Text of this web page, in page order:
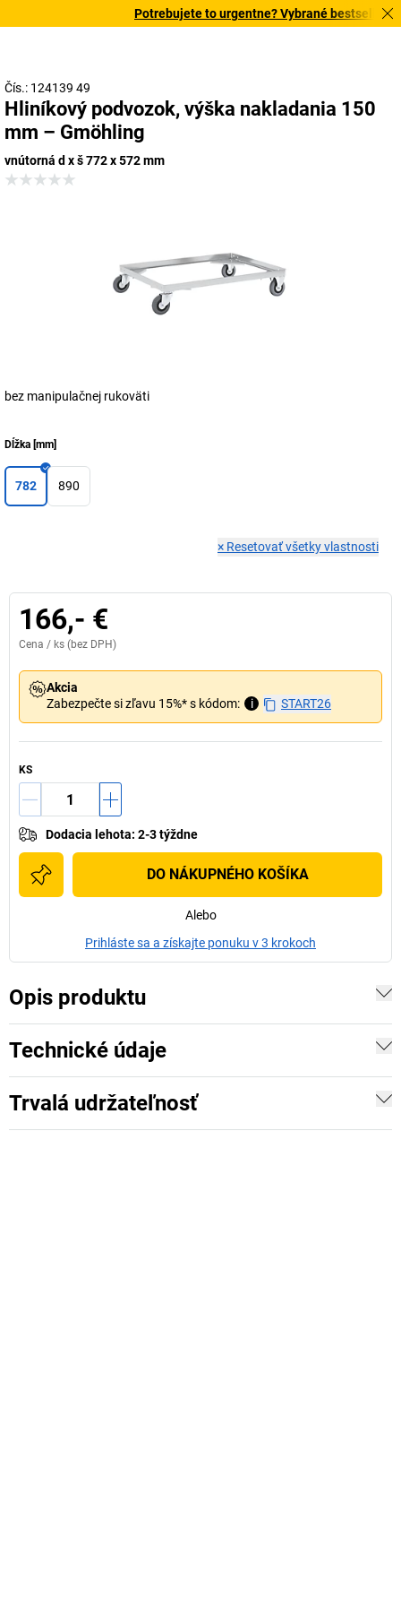
Potrebujete to urgentne? Vybrané bestsellery
Čís.: 124139 49
Hliníkový podvozok, výška nakladania 150
mm – Gmöhling
vnútorná d x š 772 x 572 mm
bez manipulačnej rukoväti
Dĺžka [mm]
782 890
× Resetovať všetky vlastnosti
166,- €
Cena / ks (bez DPH)
Akcia
Zabezpečte si zľavu 15%* s kódom:
i START26
KS
Dodacia lehota: 2-3 týždne
DO NÁKUPNÉHO KOŠÍKA
Alebo
Prihláste sa a získajte ponuku v 3 krokoch
Opis produktu
Technické údaje
Trvalá udržateľnosť